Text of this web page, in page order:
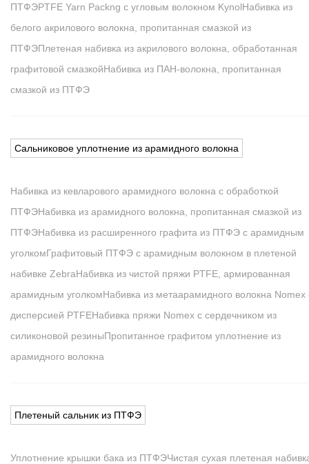
ПТФЭPTFE Yarn Packng с угловым волокном KynolНабивка из
белого акрилового волокна, пропитанная смазкой из
ПТФЭПлетеная набивка из акрилового волокна, обработанная
графитовой смазкойНабивка из ПАН-волокна, пропитанная
смазкой из ПТФЭ
Сальниковое уплотнение из арамидного волокна
Набивка из кевларового арамидного волокна с обработкой
ПТФЭНабивка из арамидного волокна, пропитанная смазкой из
ПТФЭНабивка из расширенного графита из ПТФЭ с арамидным
уголкомГрафитовый ПТФЭ с арамидным волокном в плетеной
набивке ZebraНабивка из чистой пряжи PTFE, армированная
арамидным уголкомНабивка из метаарамидного волокна Nomex
дисперсией PTFEНабивка пряжи Nomex с сердечником из
силиконовой резиныПропитанное графитом уплотнение из
арамидного волокна
Плетеный сальник из ПТФЭ
Уплотнение крышки бака из ПТФЭЧистая сухая плетеная